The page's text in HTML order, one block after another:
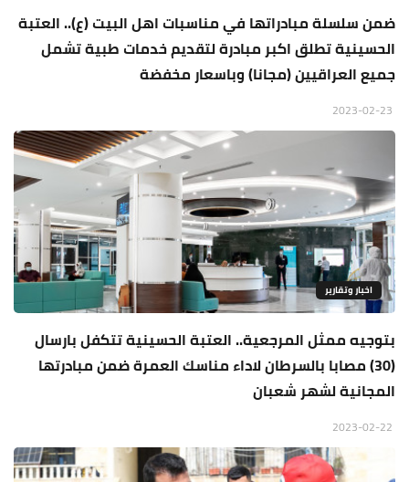
ضمن سلسلة مبادراتها في مناسبات اهل البيت (ع).. العتبة
الحسينية تطلق اكبر مبادرة لتقديم خدمات طبية تشمل
جميع العراقيين (مجانا) وباسعار مخفضة
اخبار وتقارير
بتوجيه ممثل المرجعية.. العتبة الحسينية تتكفل بارسال
(30) مصابا بالسرطان لاداء مناسك العمرة ضمن مبادرتها
المجانية لشهر شعبان